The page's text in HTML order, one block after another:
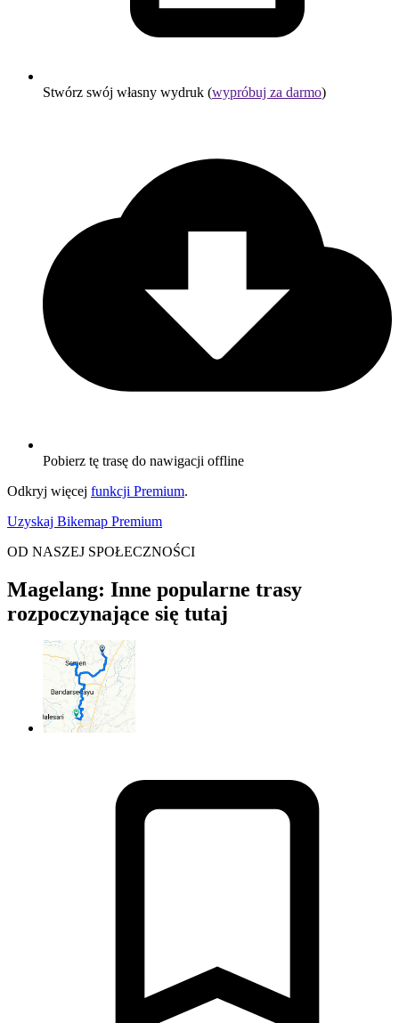
Stwórz swój własny wydruk (wypróbuj za darmo)
Pobierz tę trasę do nawigacji offline
Odkryj więcej funkcji Premium.
Uzyskaj Bikemap Premium
OD NASZEJ SPOŁECZNOŚCI
Magelang: Inne popularne trasy
rozpoczynające się tutaj